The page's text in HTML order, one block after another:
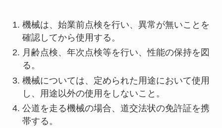
機械は、始業前点検を行い、異常が無いことを
確認してから使用する。
月齢点検、年次点検等を行い、性能の保持を図
る。
機械については、定められた用途において使用
し、用途以外の使用をしないこと。
公道を走る機械の場合、道交法状の免許証を携
帯する。